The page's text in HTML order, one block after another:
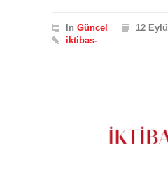
In Güncel
12
iktibas-